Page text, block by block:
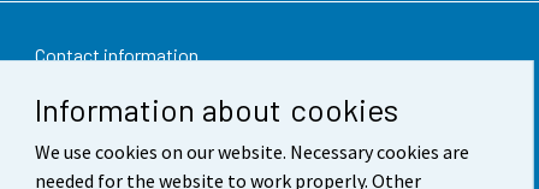
Information about cookies
We use cookies on our website. Necessary cookies are
needed for the website to work properly. Other
Contact information
Feedback
Terms of use